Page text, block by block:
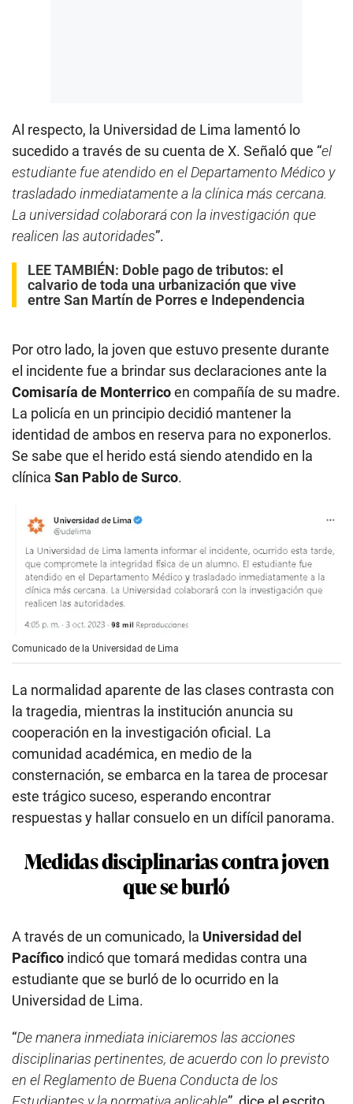
Al respecto, la Universidad de Lima lamentó lo
sucedido a través de su cuenta de X. Señaló que “el
estudiante fue atendido en el Departamento Médico y
trasladado inmediatamente a la clínica más cercana.
La universidad colaborará con la investigación que
realicen las autoridades”.
LEE TAMBIÉN: Doble pago de tributos: el
calvario de toda una urbanización que vive
entre San Martín de Porres e Independencia
Por otro lado, la joven que estuvo presente durante
el incidente fue a brindar sus declaraciones ante la
Comisaría de Monterricoen compañía de su madre.
La policía en un principio decidió mantener la
identidad de ambos en reserva para no exponerlos.
Se sabe que el herido está siendo atendido en la
clínica San Pablo de Surco.
Comunicado de la Universidad de Lima
La normalidad aparente de las clases contrasta con
la tragedia, mientras la institución anuncia su
cooperación en la investigación oficial. La
comunidad académica, en medio de la
consternación, se embarca en la tarea de procesar
este trágico suceso, esperando encontrar
respuestas y hallar consuelo en un difícil panorama.
Medidas disciplinarias contra joven
que se burló
A través de un comunicado, la Universidad del
Pacífico indicó que tomará medidas contra una
estudiante que se burló de lo ocurrido en la
Universidad de Lima.
“De manera inmediata iniciaremos las acciones
disciplinarias pertinentes, de acuerdo con lo previsto
en el Reglamento de Buena Conducta de los